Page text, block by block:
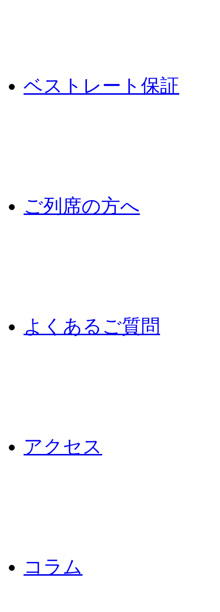
ベストレート保証
ご列席の方へ
よくあるご質問
アクセス
コラム